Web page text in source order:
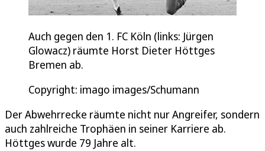
Auch gegen den 1. FC Köln (links: Jürgen
Glowacz) räumte Horst Dieter Höttges
Bremen ab.
Copyright: imago images/Schumann
Der Abwehrrecke räumte nicht nur Angreifer, sondern
auch zahlreiche Trophäen in seiner Karriere ab.
Höttges wurde 79 Jahre alt.